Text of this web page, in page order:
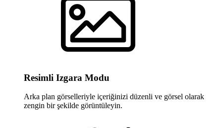
Resimli Izgara Modu
Arka plan görselleriyle içeriğinizi düzenli ve görsel olarak
zengin bir şekilde görüntüleyin.